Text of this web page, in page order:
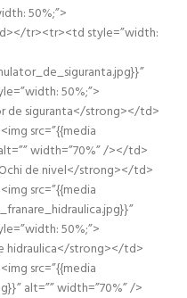
50%;”>
tr><tr><td style=”width:
50%;”>
de siguranta</strong></td>
src=”{{media
width=”70%” /></td>
de nivel</strong></td>
src=”{{media
50%;”>
hidraulica</strong></td>
src=”{{media
alt=”” width=”70%” />